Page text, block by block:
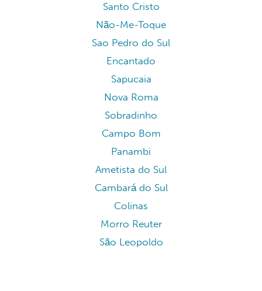
Santo Cristo
Não-Me-Toque
Sao Pedro do Sul
Encantado
Sapucaia
Nova Roma
Sobradinho
Campo Bom
Panambi
Ametista do Sul
Cambará do Sul
Colinas
Morro Reuter
São Leopoldo